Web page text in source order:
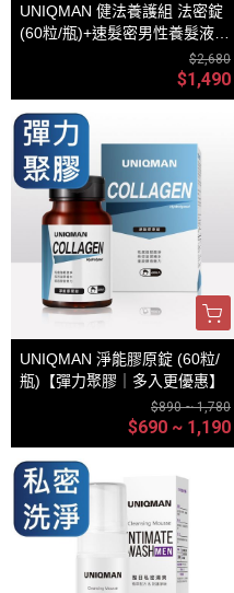
UNIQMAN 健法養護組 法密錠
(60粒/瓶)+速髮密男性養髮液(1
$2,680
$1,490
UNIQMAN 淨能膠原錠 (60粒/
瓶)【彈力聚膠｜多入更優惠】
$890 ~ 1,780
$690 ~ 1,190